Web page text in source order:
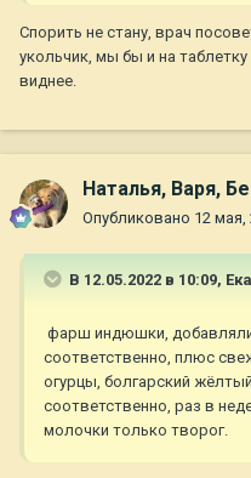
Спорить не стану, врач
укольчик, мы бы и на
виднее.
Наталья, Варя,
Опубликовано 12 мая,
В 12.05.2022 в 10:09,
фарш индюшки, добавляли
соответственно, плюс
огурцы, болгарский
соответственно, раз в
молочки только творог.